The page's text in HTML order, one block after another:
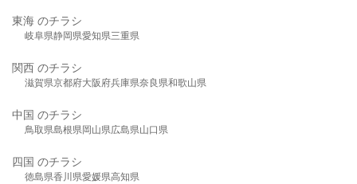
東海 のチラシ
岐阜県静岡県愛知県三重県
関西 のチラシ
滋賀県京都府大阪府兵庫県奈良県和歌山県
中国 のチラシ
鳥取県島根県岡山県広島県山口県
四国 のチラシ
徳島県香川県愛媛県高知県